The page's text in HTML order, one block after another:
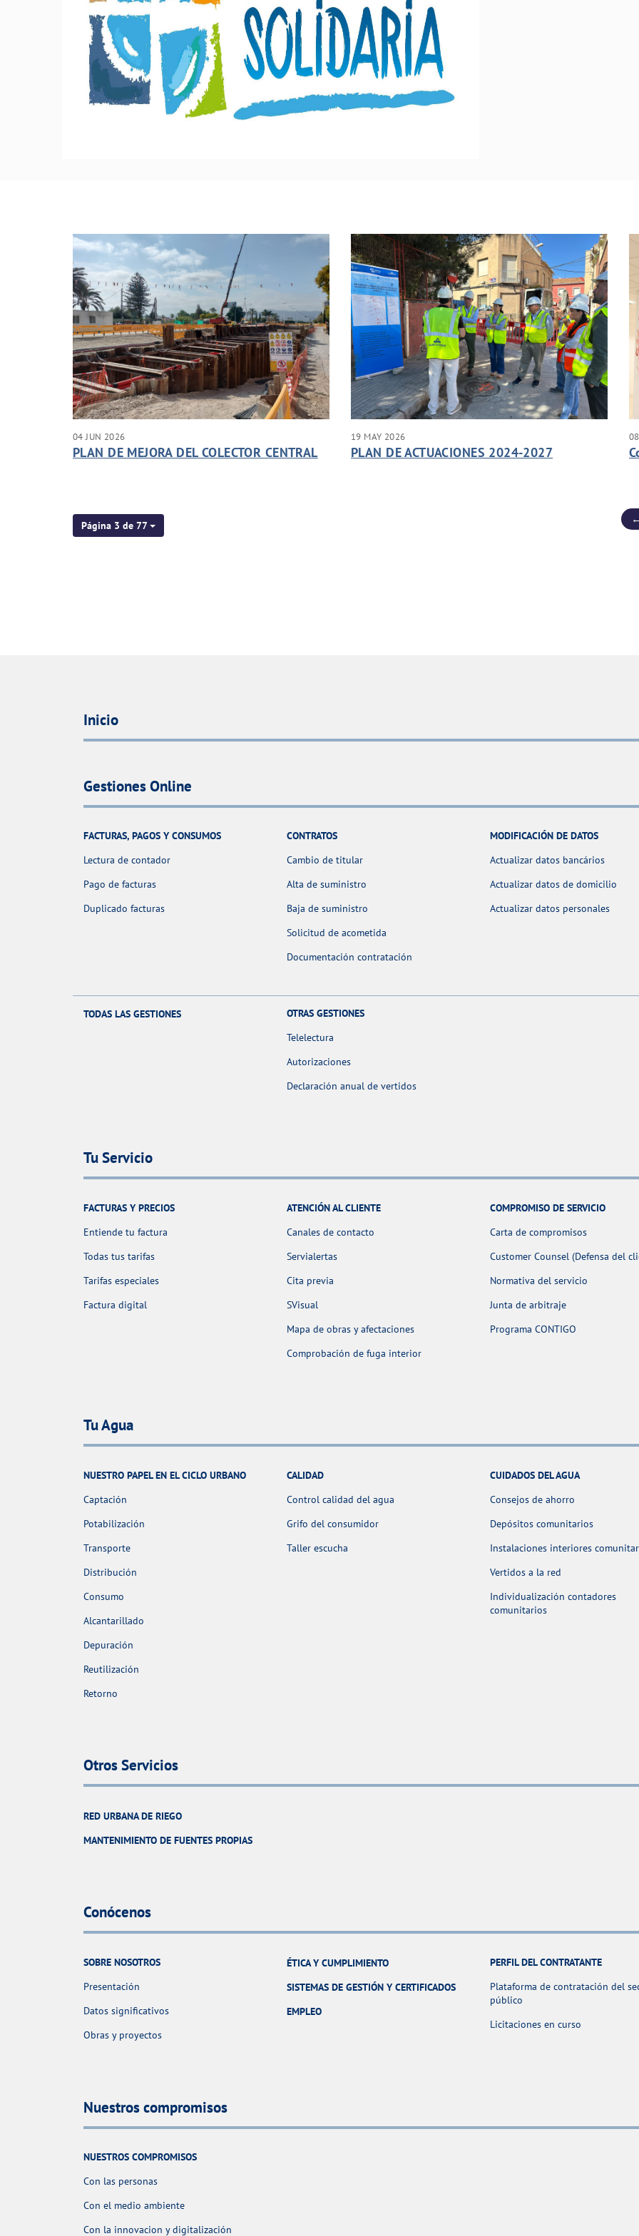
04 JUN 2026
PLAN DE MEJORA DEL COLECTOR CENTRAL
19 MAY 2026
PLAN DE ACTUACIONES 2024-2027
Página 3 de 77
Inicio
Gestiones Online
FACTURAS, PAGOS Y CONSUMOS
Lectura de contador
Pago de facturas
Duplicado facturas
CONTRATOS
Cambio de titular
Alta de suministro
Baja de suministro
Solicitud de acometida
Documentación contratación
MODIFICACIÓN DE DATOS
Actualizar datos bancários
Actualizar datos de domicilio
Actualizar datos personales
TODAS LAS GESTIONES
OTRAS GESTIONES
Telelectura
Autorizaciones
Declaración anual de vertidos
Tu Servicio
FACTURAS Y PRECIOS
Entiende tu factura
Todas tus tarifas
Tarifas especiales
Factura digital
ATENCIÓN AL CLIENTE
Canales de contacto
Servialertas
Cita previa
SVisual
Mapa de obras y afectaciones
Comprobación de fuga interior
COMPROMISO DE SERVICIO
Carta de compromisos
Customer Counsel (Defensa del
Normativa del servicio
Junta de arbitraje
Programa CONTIGO
Tu Agua
NUESTRO PAPEL EN EL CICLO URBANO
Captación
Potabilización
Transporte
Distribución
Consumo
Alcantarillado
Depuración
Reutilización
Retorno
CALIDAD
Control calidad del agua
Grifo del consumidor
Taller escucha
CUIDADOS DEL AGUA
Consejos de ahorro
Depósitos comunitarios
Instalaciones interiores
Vertidos a la red
Individualización contadores
comunitarios
Otros Servicios
RED URBANA DE RIEGO
MANTENIMIENTO DE FUENTES PROPIAS
Conócenos
SOBRE NOSOTROS
Presentación
Datos significativos
Obras y proyectos
ÉTICA Y CUMPLIMIENTO
SISTEMAS DE GESTIÓN Y CERTIFICADOS
EMPLEO
PERFIL DEL CONTRATANTE
Plataforma de contratación del
público
Licitaciones en curso
Nuestros compromisos
NUESTROS COMPROMISOS
Con las personas
Con el medio ambiente
Con la innovacion y digitalización